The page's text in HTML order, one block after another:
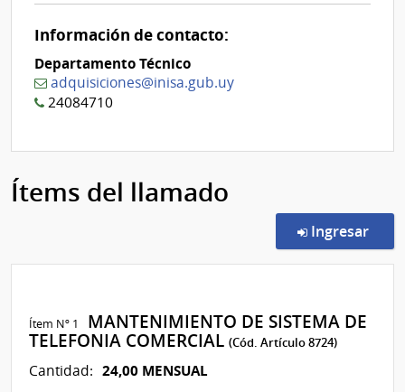
0
Información de contacto:
Departamento Técnico
adquisiciones@inisa.gub.uy
24084710
Ítems del llamado
Ingresar
Ítem Nº 1
MANTENIMIENTO DE SISTEMA DE
TELEFONIA COMERCIAL(Cód. Artículo 8724)
Cantidad: 24,00 MENSUAL